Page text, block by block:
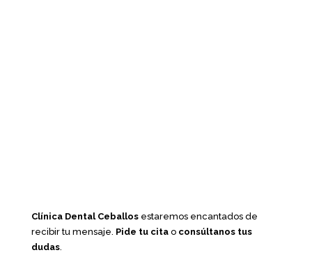
Clínica Dental Ceballosestaremos encantados de
recibir tu mensaje. Pide tu citao consúltanos tus
dudas.